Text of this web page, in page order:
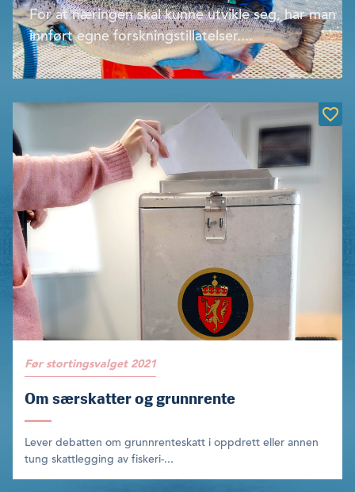
For at nærin­gen skal kunne utvikle seg, har man
innført egne forskningstilla­telser....
Før stortingsvalget 2021
Om særskatter og grunnrente
Lever debatten om grunnrenteskatt i oppdrett eller annen
tung skattlegging av fiskeri-...